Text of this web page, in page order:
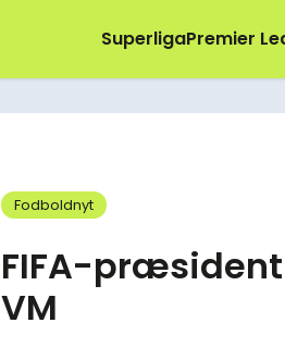
SuperligaPremier
Fodboldnyt
FIFA-
VM